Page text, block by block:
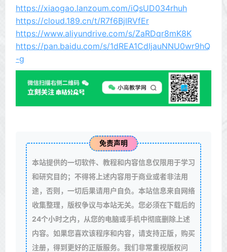
https://xiaogao.lanzoum.com/iQsUD034rhuh
https://cloud.189.cn/t/R7f6BjIRVfEr
https://www.aliyundrive.com/s/ZaRDqr8mK8K
https://pan.baidu.com/s/1dREA1CdIjauNNU0wr9hQ
-g
免责声明
本站提供的一切软件、教程和内容信息仅限用于学习
和研究目的；不得将上述内容用于商业或者非法用
途，否则，一切后果请用户自负。本站信息来自网络
收集整理，版权争议与本站无关。您必须在下载后的
24个小时之内，从您的电脑或手机中彻底删除上述
内容。如果您喜欢该程序和内容，请支持正版，购买
注册，得到更好的正版服务。我们非常重视版权问